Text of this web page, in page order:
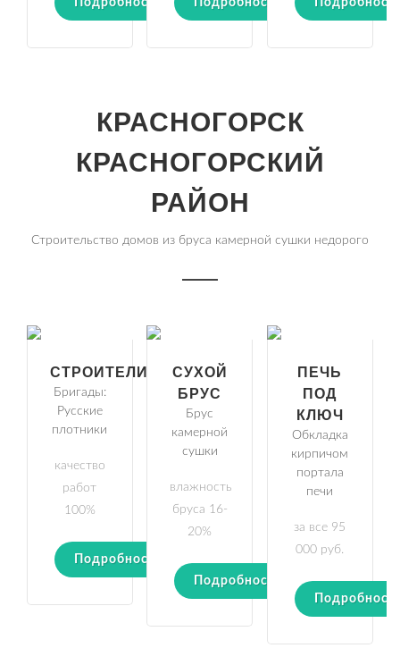
Подробности Подробности
КРАСНОГОРСК
КРАСНОГОРСКИЙ
РАЙОН
Строительство домов из бруса камерной сушки недорого
СТРОИТЕЛИ
Бригады:
Русские
плотники
качество
работ
100%
Подробности
СУХОЙ
БРУС
Брус
камерной
сушки
влажность
бруса 16-
20%
Подробности
ПЕЧЬ
ПОД
КЛЮЧ
Обкладка
кирпичом
портала
печи
за все 95
000 руб.